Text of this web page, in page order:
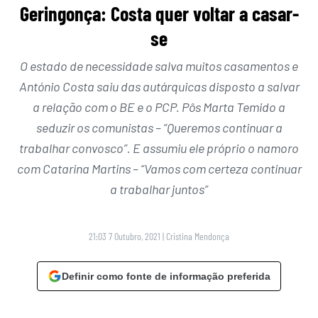
Geringonça: Costa quer voltar a casar-
se
O estado de necessidade salva muitos casamentos e
António Costa saiu das autárquicas disposto a salvar
a relação com o BE e o PCP. Pôs Marta Temido a
seduzir os comunistas – “Queremos continuar a
trabalhar convosco”. E assumiu ele próprio o namoro
com Catarina Martins – “Vamos com certeza continuar
a trabalhar juntos”
21:03 7 Outubro, 2021 | Cristina Mendonça
Definir como fonte de informação preferida